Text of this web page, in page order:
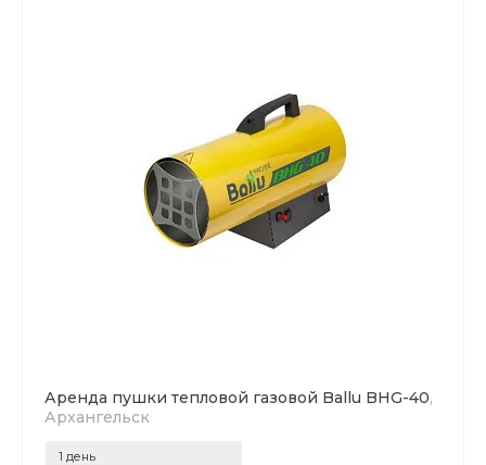
Аренда пушки тепловой газовой Ballu BHG-40,
Архангельск
1 день